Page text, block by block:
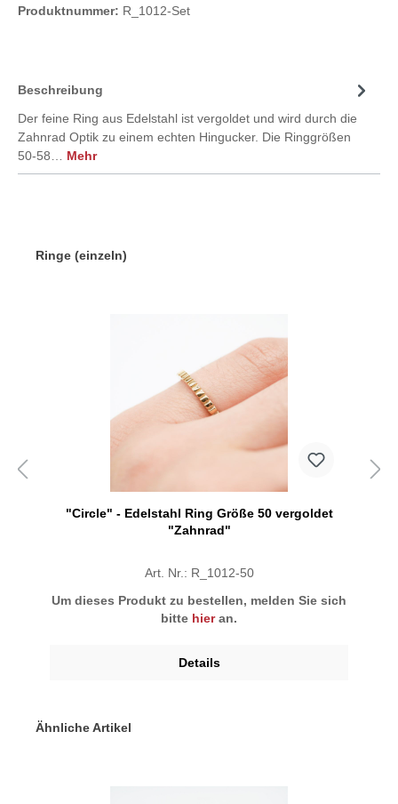
Produktnummer: R_1012-Set
Beschreibung
Der feine Ring aus Edelstahl ist vergoldet und wird durch die
Zahnrad Optik zu einem echten Hingucker. Die Ringgrößen
50-58… Mehr
Ringe (einzeln)
"Circle" - Edelstahl Ring Größe 50 vergoldet
"Zahnrad"
Art. Nr.: R_1012-50
Um dieses Produkt zu bestellen, melden Sie sich
bitte hieran.
Details
Ähnliche Artikel